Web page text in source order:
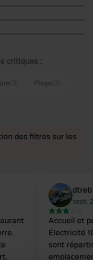
critiques :
Plage
des filtres sur les
dtreb
sept.
Accueil et
Électricité
sont